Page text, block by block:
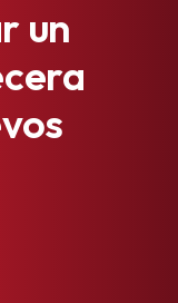
un